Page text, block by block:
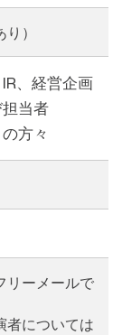
）
、経営企画
当者
方々
リーメールで
者については